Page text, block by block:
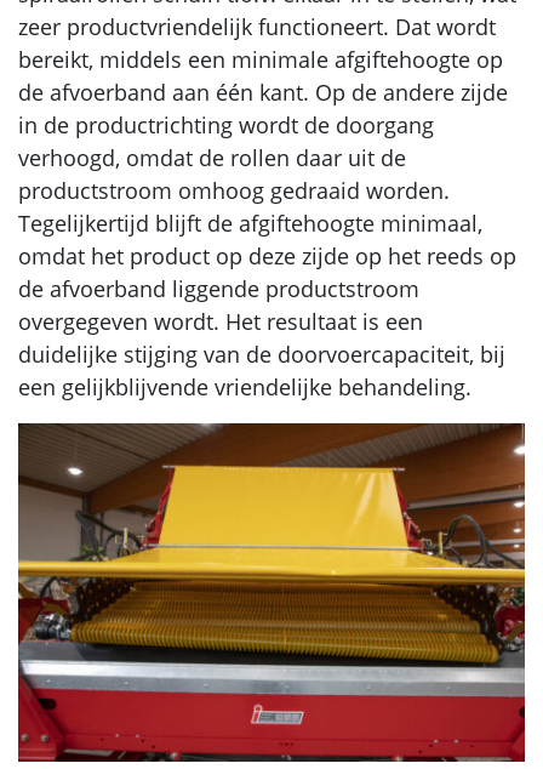
zeer productvriendelijk functioneert. Dat wordt
bereikt, middels een minimale afgiftehoogte op
de afvoerband aan één kant. Op de andere zijde
in de productrichting wordt de doorgang
verhoogd, omdat de rollen daar uit de
productstroom omhoog gedraaid worden.
Tegelijkertijd blijft de afgiftehoogte minimaal,
omdat het product op deze zijde op het reeds op
de afvoerband liggende productstroom
overgegeven wordt. Het resultaat is een
duidelijke stijging van de doorvoercapaciteit, bij
een gelijkblijvende vriendelijke behandeling.